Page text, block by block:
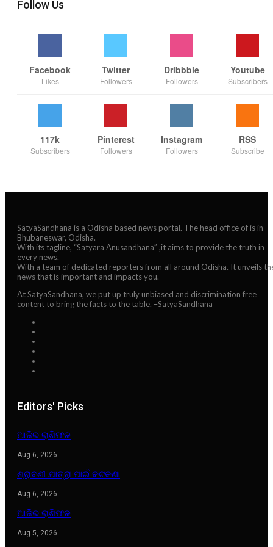
Follow Us
Facebook
Likes
Twitter
Followers
Dribbble
Followers
Youtube
Subscribers
117k
Subscribers
Pinterest
Followers
Instagram
Followers
RSS
Subscribe
SatyaSandhana is a Odisha based news portal. The head office of is in
Bhubaneswar, Odisha.
With its tagline, “Satyara Anusandhana” ,it aims to provide the truth in
every news.
With a team of dedicated reporters from all around Odisha. It unveils
news that is important and impacts you.
At SatyaSandhana, we put up truly unbiased and discrimination free
content to bring the facts to the table. –SatyaSandhana
Editors' Picks
ଆଜିର ରାଶିଫଳ
Aug 6, 2026
ଶ୍ରାବଣୀ ଯାତ୍ରା ପାଇଁ କଟକଣା
Aug 6, 2026
ଆଜିର ରାଶିଫଳ
Aug 5, 2026